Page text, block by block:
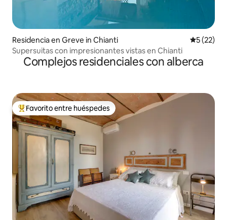
Residencia en Greve in Chianti
5 (22)
Supersuitas con impresionantes vistas en Chianti
Complejos residenciales con alberca
De los mejores en Favorito entre huéspedes
Favorito entre huéspedes